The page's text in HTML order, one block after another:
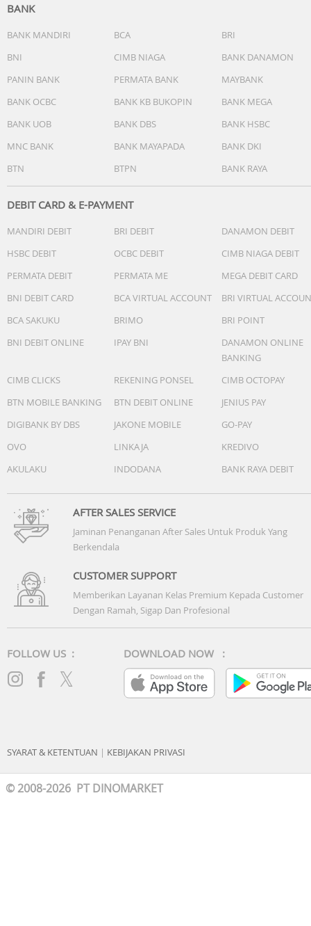
BANK
BANK MANDIRI BCA
BRI
BNI
CIMB NIAGA
BANK DANAMON
PANIN BANK
PERMATA BANK
MAYBANK
BANK OCBC
BANK KB BUKOPIN
BANK MEGA
BANK UOB
BANK DBS
BANK HSBC
MNC BANK
BANK MAYAPADA
BANK DKI
BTN
BTPN BANK RAYA
DEBIT CARD & E-PAYMENT
MANDIRI DEBIT BRI DEBIT
DANAMON DEBIT
HSBC DEBIT
OCBC DEBIT
CIMB NIAGA DEBIT
PERMATA DEBIT
PERMATA ME
MEGA DEBIT CARD
BNI DEBIT CARD
BCA VIRTUAL ACCOUNT
BRI VIRTUAL
BCA SAKUKU
BRIMO
BRI POINT
BNI DEBIT ONLINE
IPAY BNI
DANAMON ONLINE
BANKING
CIMB CLICKS
REKENING PONSEL
CIMB OCTOPAY
BTN MOBILE BANKING
BTN DEBIT ONLINE
JENIUS PAY
DIGIBANK BY DBS
JAKONE MOBILE
GO-PAY
OVO
LINKAJA
KREDIVO
AKULAKU
INDODANA BANK RAYA DEBIT
AFTER SALES SERVICE
Jaminan Penanganan After Sales Untuk Produk Yang
Berkendala
CUSTOMER SUPPORT
Memberikan Layanan Kelas Premium Kepada Customer
Dengan Ramah, Sigap Dan Profesional
FOLLOW US : DOWNLOAD NOW :
SYARAT & KETENTUAN | KEBIJAKAN PRIVASI
© 2008-2026 PT DINOMARKET